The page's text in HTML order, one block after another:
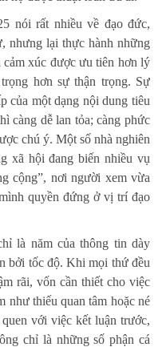
nói rất nhiều về đạo đức,
nhưng lại thực hành những
xúc được ưu tiên hơn lý
hơn sự thận trọng. Sự
của một dạng nội dung tiêu
càng dễ lan tỏa; càng phức
chú ý. Một số nhà nghiên
xã hội đang biến nhiều vụ
cộng”, nơi người xem vừa
quyền đứng ở vị trí đạo
là năm của thông tin dày
bởi tốc độ. Khi mọi thứ đều
rãi, vốn cần thiết cho việc
như thiếu quan tâm hoặc né
với việc kết luận trước,
chỉ là những số phận cá